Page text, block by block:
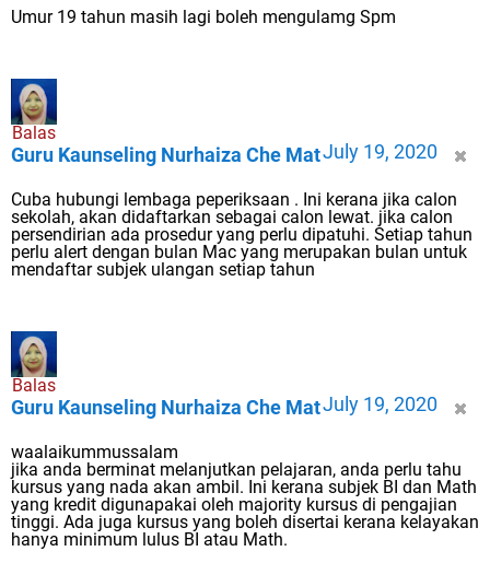
Umur 19 tahun masih lagi boleh mengulamg Spm
Balas
Guru Kaunseling Nurhaiza Che MatJuly 19, 2020
Cuba hubungi lembaga peperiksaan . Ini kerana jika calon
sekolah, akan didaftarkan sebagai calon lewat. jika calon
persendirian ada prosedur yang perlu dipatuhi. Setiap tahun
perlu alert dengan bulan Mac yang merupakan bulan untuk
mendaftar subjek ulangan setiap tahun
Balas
Guru Kaunseling Nurhaiza Che MatJuly 19, 2020
waalaikummussalam
jika anda berminat melanjutkan pelajaran, anda perlu tahu
kursus yang nada akan ambil. Ini kerana subjek BI dan Math
yang kredit digunapakai oleh majority kursus di pengajian
tinggi. Ada juga kursus yang boleh disertai kerana kelayakan
hanya minimum lulus BI atau Math.